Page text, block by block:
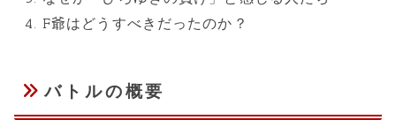
F爺はどうすべきだったのか？
バトルの概要